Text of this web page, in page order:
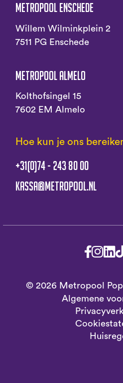
Metropool Enschede
Willem Wilminkplein 2
7511 PG Enschede
Metropool Almelo
Kolthofsingel 15
7602 EM Almelo
Hoe kun je ons
+31(0)74 - 243 80 00
kassa@metropool.nl
© 2026 Metropool
Algemene